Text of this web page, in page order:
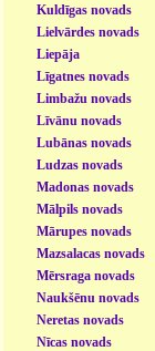
Kuldīgas novads
Lielvārdes novads
Liepāja
Līgatnes novads
Limbažu novads
Līvānu novads
Lubānas novads
Ludzas novads
Madonas novads
Mālpils novads
Mārupes novads
Mazsalacas novads
Mērsraga novads
Naukšēnu novads
Neretas novads
Nīcas novads